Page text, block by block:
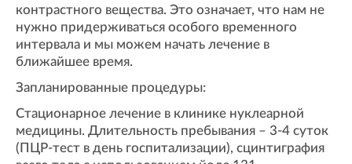
контрастного вещества. Это означает, что нам не
нужно придерживаться особого временного
интервала и мы можем начать лечение в
ближайшее время.
Запланированные процедуры:
Стационарное лечение в клинике нуклеарной
медицины. Длительность пребывания – 3-4 суток
(ПЦР-тест в день госпитализации), сцинтиграфия